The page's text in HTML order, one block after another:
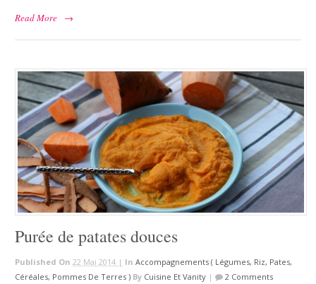
Read More
→
Purée de patates douces
Published On 22 Mai 2014 | In Accompagnements ( Légumes, Riz, Pates,
Céréales, Pommes De Terres ) By Cuisine Et Vanity | 2 Comments